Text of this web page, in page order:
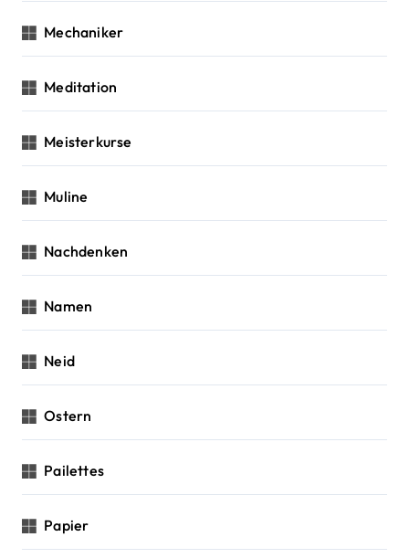
Mechaniker
Meditation
Meisterkurse
Muline
Nachdenken
Namen
Neid
Ostern
Pailettes
Papier